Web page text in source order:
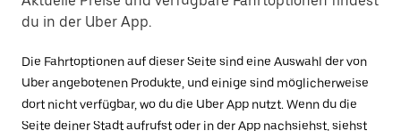
du in der Uber App.
Die Fahrtoptionen auf dieser Seite sind eine Auswahl der von
Uber angebotenen Produkte, und einige sind möglicherweise
dort nicht verfügbar, wo du die Uber App nutzt. Wenn du die
Seite deiner Stadt aufrufst oder in der App nachsiehst, siehst